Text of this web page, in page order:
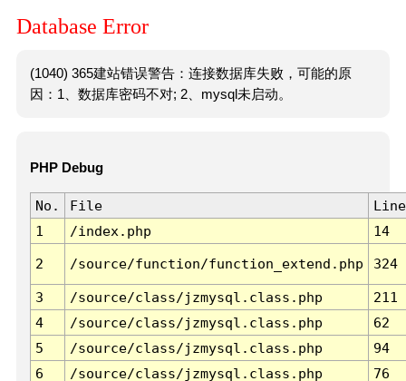
Database Error
(1040) 365建站错误警告：连接数据库失败，可能的原
因：1、数据库密码不对; 2、mysql未启动。
PHP Debug
No. File
Line
1
/index.php 14
2 /source/function/function_extend.php 324
3 /source/class/jzmysql.class.php
211
4
/source/class/jzmysql.class.php
62
5
/source/class/jzmysql.class.php
94
6
/source/class/jzmysql.class.php 76